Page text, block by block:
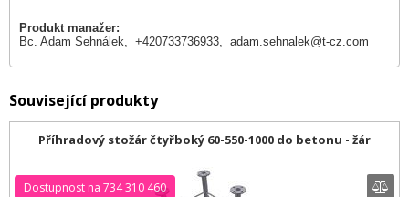
Produkt manažer:
Bc. Adam Sehnálek, +420733736933, adam.sehnalek@t-cz.com
Související produkty
Příhradový stožár čtyřboký 60-550-1000 do betonu - žár
Dostupnost na 734 310 460